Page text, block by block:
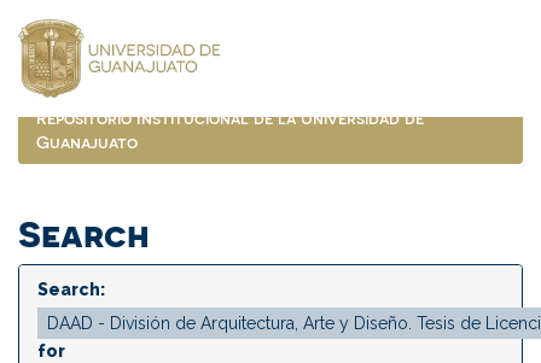
navigation
Repositorio Institucional de la Universidad de
Guanajuato
Search
Search:
for